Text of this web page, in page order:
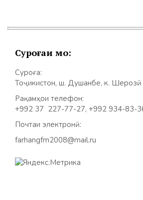
Суроғаи мо:
Суроға:
Тоҷикистон, ш. Душанбе, к. Шерозӣ
Рақамҳои телефон:
+992 37 227-77-27, +992 934-83-
Почтаи электронӣ:
farhangfm2008@mail.ru